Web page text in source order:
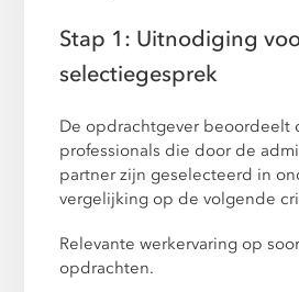
Stap 1: Uitnodiging
selectiegesprek
De opdrachtgever beoordeelt
professionals die door de
partner zijn geselecteerd in
vergelijking op de volgende
Relevante werkervaring op
opdrachten.